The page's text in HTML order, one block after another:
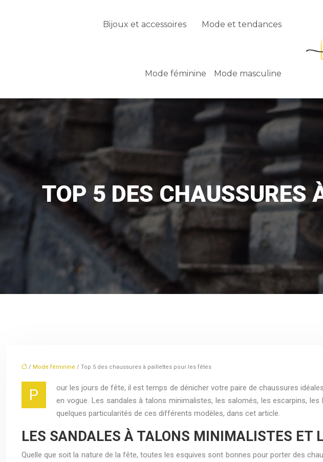
Mode et tendances
Bijoux et accessoires
Mode masculine
Mode féminine
TOP 5 DES CHAUSSURES
/ Mode féminine / Top 5 des chaussures à paillettes pour les fêtes
P our les jours de fête, il est temps de dénicher votre paire de chaussures
en vogue. Les sandales à talons minimalistes, les salomés, les escarpins,
quelques particularités de ces différents modèles, dans cet article.
LES SANDALES À TALONS MINIMALISTES ET
Quelle que soit la nature de la fête, toutes les esquives sont bonnes pour porter des